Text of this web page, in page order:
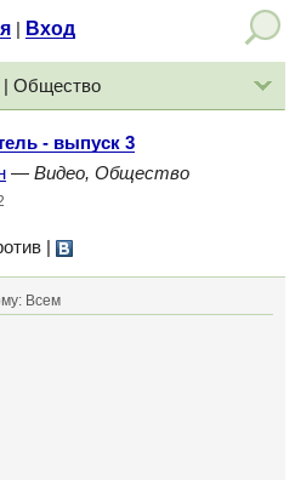
Вход
| Общество
- выпуск 3
— Видео, Общество
Всем